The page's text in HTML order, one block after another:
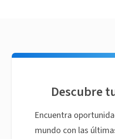
Descubre
Encuentra
mundo con las